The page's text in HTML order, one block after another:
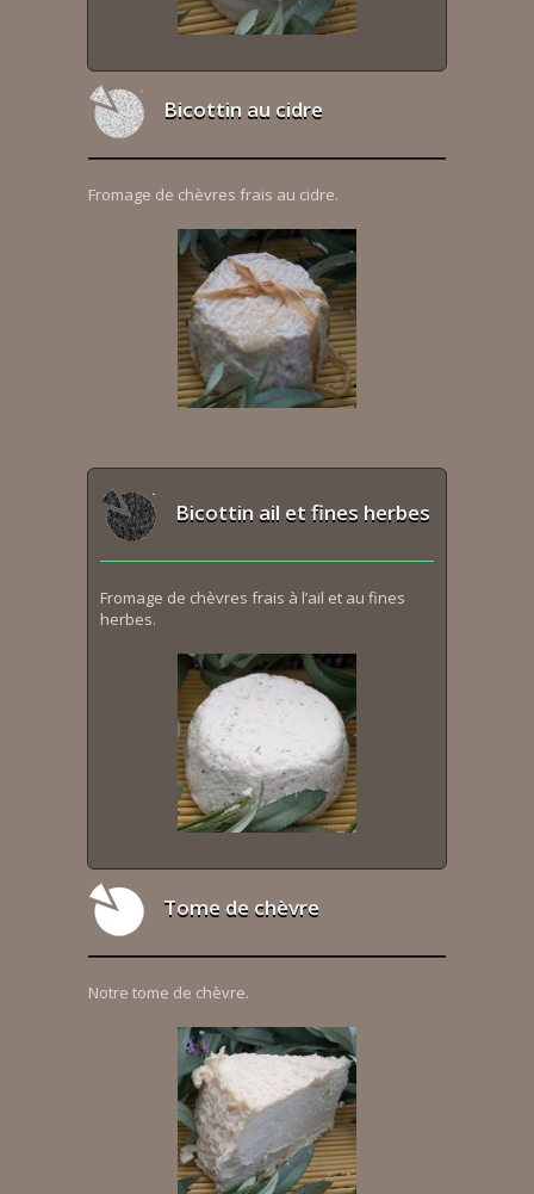
Bicottin au cidre
Fromage de chèvres frais au cidre.
Bicottin ail et fines herbes
Fromage de chèvres frais à l’ail et au fines
herbes.
Tome de chèvre
Notre tome de chèvre.